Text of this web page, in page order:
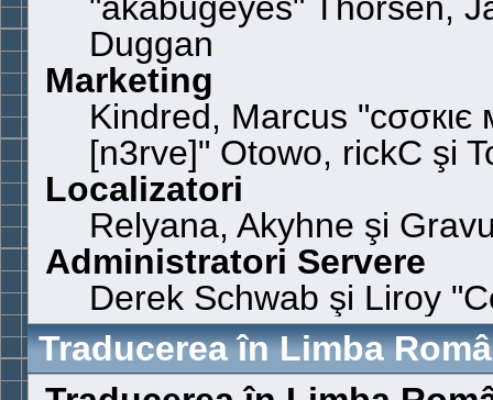
Duggan
Marketing
Kindred, Marcus
[n3rve]" Otowo, rickC şi
Localizatori
Relyana, Akyhne şi
Administratori Servere
Derek Schwab şi Liroy
Traducerea în Limba